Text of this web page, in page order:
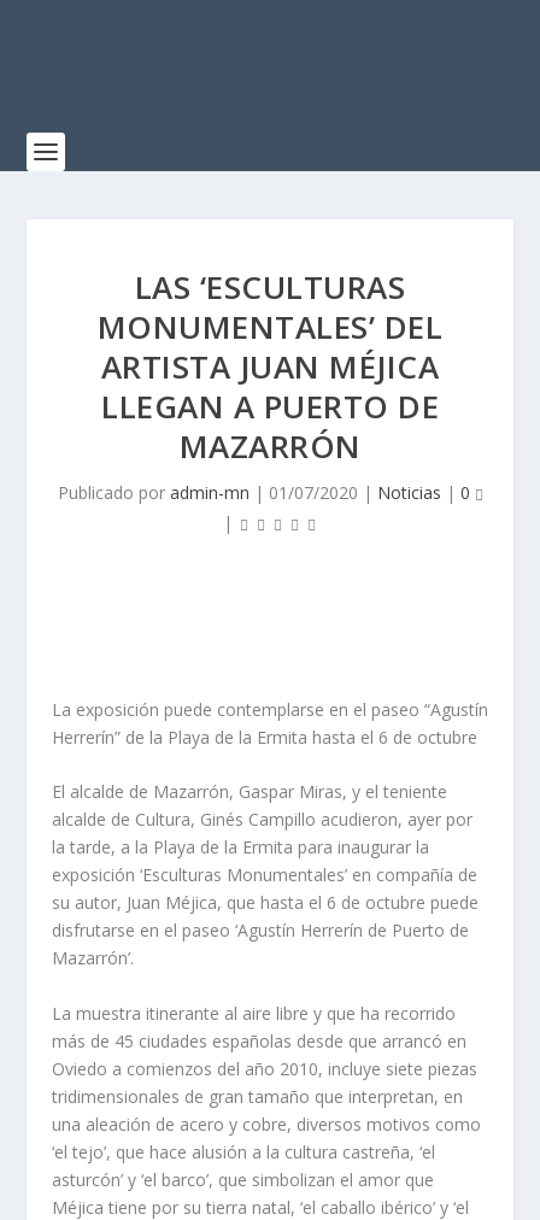
LAS ‘ESCULTURAS
MONUMENTALES’ DEL
ARTISTA JUAN MÉJICA
LLEGAN A PUERTO DE
MAZARRÓN
Publicado por admin-mn | 01/07/2020 | Noticias | 0
|
La exposición puede contemplarse en el paseo “Agustín
Herrerín” de la Playa de la Ermita hasta el 6 de octubre
El alcalde de Mazarrón, Gaspar Miras, y el teniente
alcalde de Cultura, Ginés Campillo acudieron, ayer por
la tarde, a la Playa de la Ermita para inaugurar la
exposición ‘Esculturas Monumentales’ en compañía de
su autor, Juan Méjica, que hasta el 6 de octubre puede
disfrutarse en el paseo ‘Agustín Herrerín de Puerto de
Mazarrón’.
La muestra itinerante al aire libre y que ha recorrido
más de 45 ciudades españolas desde que arrancó en
Oviedo a comienzos del año 2010, incluye siete piezas
tridimensionales de gran tamaño que interpretan, en
una aleación de acero y cobre, diversos motivos como
‘el tejo’, que hace alusión a la cultura castreña, ‘el
asturcón’ y ‘el barco’, que simbolizan el amor que
Méjica tiene por su tierra natal, ‘el caballo ibérico’ y ‘el